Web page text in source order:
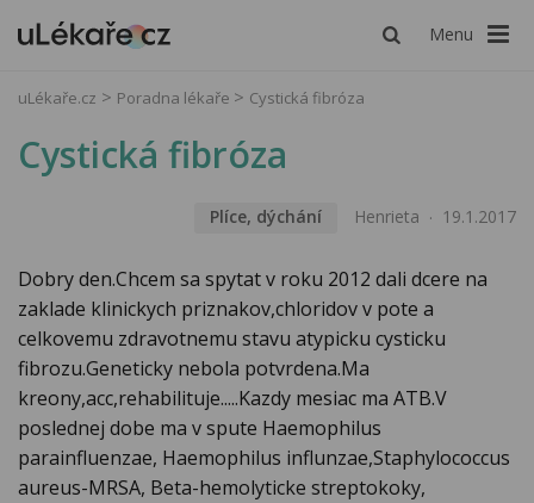
Menu
uLékaře.cz Poradna lékaře Cystická fibróza
Cystická fibróza
Plíce, dýchání Henrieta 19.1.2017
Dobry den.Chcem sa spytat v roku 2012 dali dcere na
zaklade klinickych priznakov,chloridov v pote a
celkovemu zdravotnemu stavu atypicku cysticku
fibrozu.Geneticky nebola potvrdena.Ma
kreony,acc,rehabilituje.....Kazdy mesiac ma ATB.V
poslednej dobe ma v spute Haemophilus
parainfluenzae, Haemophilus influnzae,Staphylococcus
aureus-MRSA, Beta-hemolyticke streptokoky,